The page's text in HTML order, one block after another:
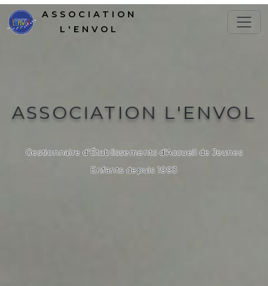
ASSOCIATION
L'ENVOL
ASSOCIATION L'ENVOL
Gestionnaire d'Établissements d'Accueil de Jeunes
Enfants depuis 1993